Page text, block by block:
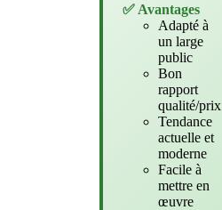
✅ Avantages
Adapté à
un large
public
Bon
rapport
qualité/prix
Tendance
actuelle et
moderne
Facile à
mettre en
œuvre